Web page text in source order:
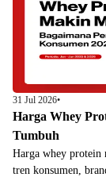
31 Jul 2026•
Harga Whey
Tumbuh
Harga whey protein
tren konsumen,